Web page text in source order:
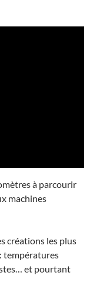
à parcourir
machines
créations les plus
températures
et pourtant